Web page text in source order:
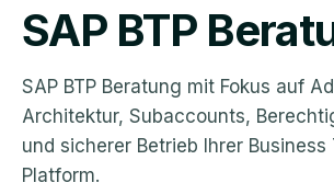
SAP BTP
SAP BTP Beratung mit Fokus auf
Architektur, Subaccounts,
und sicherer Betrieb Ihrer
Platform.